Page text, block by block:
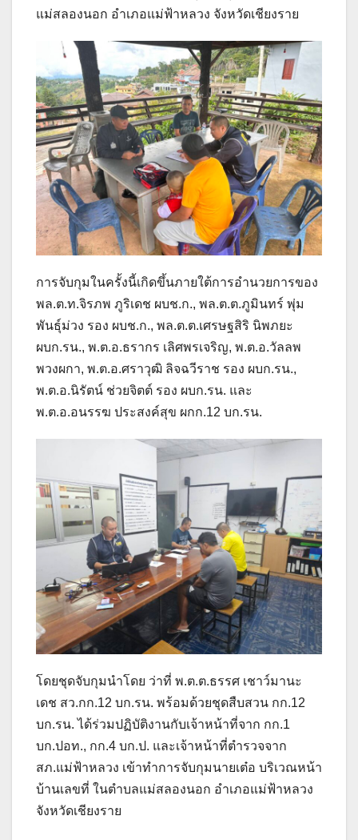
แม่สลองนอก อำเภอแม่ฟ้าหลวง จังหวัดเชียงราย
การจับกุมในครั้งนี้เกิดขึ้นภายใต้การอำนวยการของ
พล.ต.ท.จิรภพ ภูริเดช ผบช.ก., พล.ต.ต.ภูมินทร์ พุ่ม
พันธุ์ม่วง รอง ผบช.ก., พล.ต.ต.เศรษฐสิริ นิพภยะ
ผบก.รน., พ.ต.อ.ธรากร เลิศพรเจริญ, พ.ต.อ.วัลลพ
พวงผกา, พ.ต.อ.ศราวุฒิ ลิจฉวีราช รอง ผบก.รน.,
พ.ต.อ.นิรัตน์ ช่วยจิตต์ รอง ผบก.รน. และ
พ.ต.อ.อนรรฆ ประสงค์สุข ผกก.12 บก.รน.
โดยชุดจับกุมนำโดย ว่าที่ พ.ต.ต.ธรรศ เชาว์มานะ
เดช สว.กก.12 บก.รน. พร้อมด้วยชุดสืบสวน กก.12
บก.รน. ได้ร่วมปฏิบัติงานกับเจ้าหน้าที่จาก กก.1
บก.ปอท., กก.4 บก.ป. และเจ้าหน้าที่ตำรวจจาก
สภ.แม่ฟ้าหลวง เข้าทำการจับกุมนายเต๋อ บริเวณหน้า
บ้านเลขที่ ในตำบลแม่สลองนอก อำเภอแม่ฟ้าหลวง
จังหวัดเชียงราย